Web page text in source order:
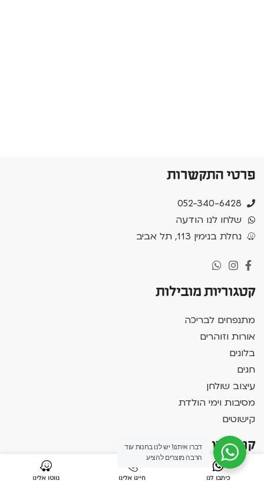
פרטי התקשרות
052-340-6428
שלחו לנו הודעה
נחלת בנימין 113, תל אביב
קטגוריות מובילות
מתנפחים לבריכה
אורות וזוהרים
בלונים
חגים
עיצוב שולחן
מסיבות וימי הולדת
קישוטים
קונספט
אביזרים למסיבת רווקות
דברו איתנו! יש לנו בחנות עוד
הרבה מוצרים להציע
כיתבו לנו חייגו אלינו נווטו אלינו